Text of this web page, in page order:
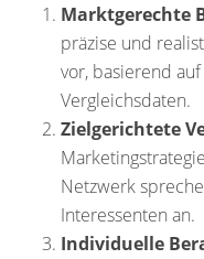
Marktgerechte
präzise und
vor, basierend
Vergleichsdaten.
Zielgerichtete
Netzwerk
Interessenten an.
Individuelle